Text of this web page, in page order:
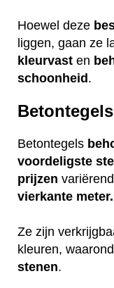
Hoewel deze
liggen, gaan ze
kleurvast en
schoonheid.
Betontegels
Betontegels
voordeligste
prijzen
vierkante meter.
Ze zijn
kleuren,
stenen.